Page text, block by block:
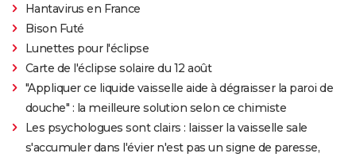
Hantavirus en France
Bison Futé
Lunettes pour l'éclipse
Carte de l'éclipse solaire du 12 août
"Appliquer ce liquide vaisselle aide à dégraisser la paroi de
douche" : la meilleure solution selon ce chimiste
Les psychologues sont clairs : laisser la vaisselle sale
s'accumuler dans l'évier n'est pas un signe de paresse,